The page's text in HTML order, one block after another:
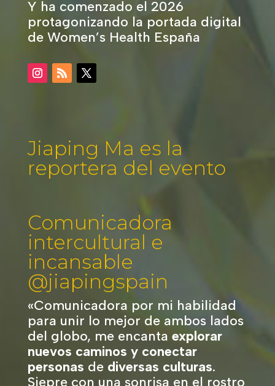
Y ha comenzado el 2026
protagonizando la portada digital
de Women’s Health España
Jiaping Ma es la
reportera del evento
Comunicadora
intercultural e
incansable
@jiapingspain
«Comunicadora por mi habilidad
para unir lo mejor de ambos lados
del globo, me encanta explorar
nuevos caminos y conectar
personas de diversas culturas.
Siepre con una sonrisa en el rostro